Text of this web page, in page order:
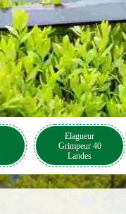
Elagueur
Grimpeur 40
Landes